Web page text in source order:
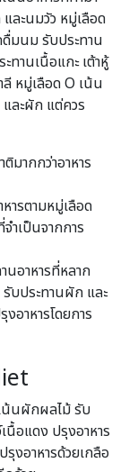
ละนมวัว หมู่เลือด
ดื่มนม รับประทาน
ทานเนื้อแกะ เต้าหู้
หมู่เลือด O เน้น
และผัก แต่ควร
มากกว่าอาหาร
หารตามหมู่เลือด
จำเป็นจากการ
นอาหารที่หลาก
บประทานผัก และ
อาหารโดยการ
น้นผักผลไม้ รับ
นื้อแดง ปรุงอาหาร
งอาหารด้วยเกลือ